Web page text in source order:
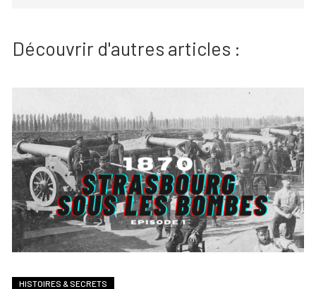
Découvrir d'autres articles :
HISTOIRES & SECRETS